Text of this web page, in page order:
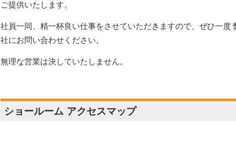
ご提供いたします。
社員一同、精一杯良い仕事をさせていただきますので、ぜひ一度
社にお問い合わせください。
無理な営業は決していたしません。
ショールーム アクセスマップ